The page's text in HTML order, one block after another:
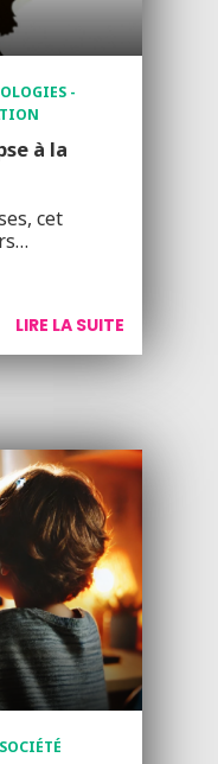
-
à la
cet
LIRE LA SUITE